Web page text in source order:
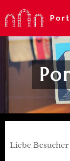
Liebe Besucher